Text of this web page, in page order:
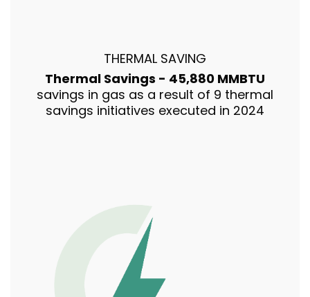
THERMAL SAVING
Thermal Savings - 45,880 MMBTU
savings in gas as a result of 9 thermal
savings initiatives executed in 2024